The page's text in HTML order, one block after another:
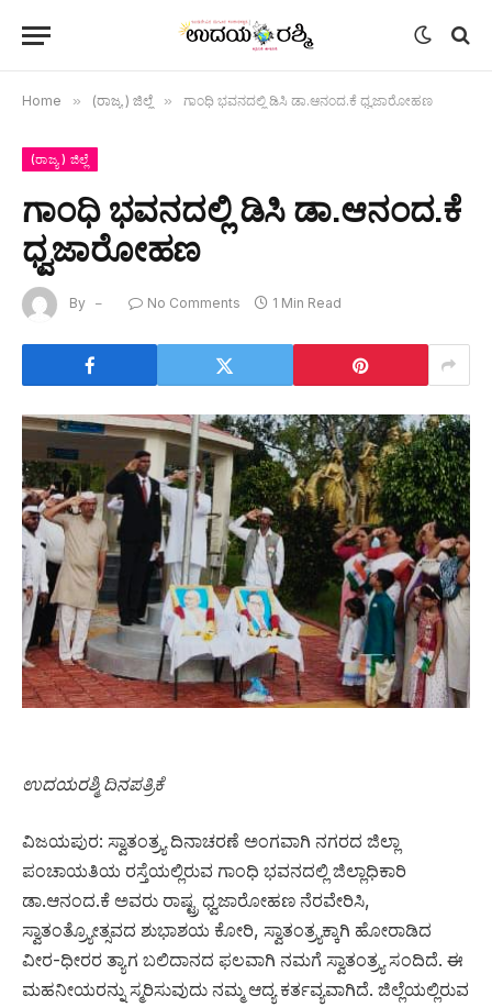
Home » (ರಾಜ್ಯ ) ಜಿಲ್ಲೆ » ಗಾಂಧಿ ಭವನದಲ್ಲಿ ಡಿಸಿ ಡಾ.ಆನಂದ.ಕೆ ಧ್ವಜಾರೋಹಣ
(ರಾಜ್ಯ ) ಜಿಲ್ಲೆ
ಗಾಂಧಿ ಭವನದಲ್ಲಿ ಡಿಸಿ ಡಾ.ಆನಂದ.ಕೆ
ಧ್ವಜಾರೋಹಣ
By No Comments 1 Min Read
ಉದಯರಶ್ಮಿ ದಿನಪತ್ರಿಕೆ
ವಿಜಯಪುರ: ಸ್ವಾತಂತ್ರ‍್ಯ ದಿನಾಚರಣೆ ಅಂಗವಾಗಿ ನಗರದ ಜಿಲ್ಲಾ
ಪಂಚಾಯತಿಯ ರಸ್ತೆಯಲ್ಲಿರುವ ಗಾಂಧಿ ಭವನದಲ್ಲಿ ಜಿಲ್ಲಾಧಿಕಾರಿ
ಡಾ.ಆನಂದ.ಕೆ ಅವರು ರಾಷ್ಟ್ರ ಧ್ವಜಾರೋಹಣ ನೆರವೇರಿಸಿ,
ಸ್ವಾತಂತ್ರ‍್ಯೋತ್ಸವದ ಶುಭಾಶಯ ಕೋರಿ, ಸ್ವಾತಂತ್ರ‍್ಯಕ್ಕಾಗಿ ಹೋರಾಡಿದ
ವೀರ-ಧೀರರ ತ್ಯಾಗ ಬಲಿದಾನದ ಫಲವಾಗಿ ನಮಗೆ ಸ್ವಾತಂತ್ರ‍್ಯ ಸಂದಿದೆ. ಈ
ಮಹನೀಯರನ್ನು ಸ್ಮರಿಸುವುದು ನಮ್ಮ ಆದ್ಯ ಕರ್ತವ್ಯವಾಗಿದೆ. ಜಿಲ್ಲೆಯಲ್ಲಿರುವ